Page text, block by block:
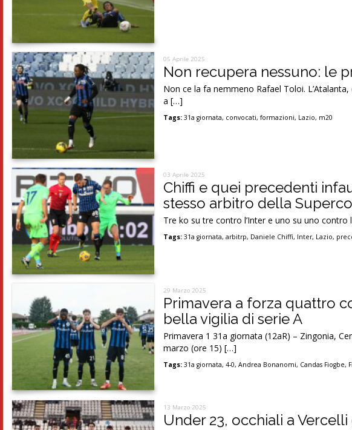
05 Aprile 2025
Non recupera nessuno: le
Non ce la fa nemmeno Rafael Toloi.
a […]
Tags: 31a giornata, convocati,formazioni, Lazio, m20
03 Aprile 2025
Chiffi e quei precedenti
stesso arbitro della
Tre ko su tre contro l’Inter e uno su uno
Tags: 31a giornata,arbitrp, Daniele Chiffi, Inter, Lazio,
29 Marzo 2025
Primavera a forza quattro
bella vigilia di serie A
Primavera 1 31a giornata (12aR) – Zingonia,
marzo (ore 15) […]
Tags: 31a giornata,4-0,Andrea Bonanomi, Candas Fiogbe,
13 Marzo 2025
Under 23, occhiali a